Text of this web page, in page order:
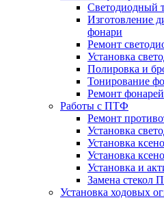
Светодиодный
Изготовление
фонари
Ремонт
Установка
Полировка и
Тонирование
Ремонт фонарей
Работы с ПТФ
Ремонт
Установка
Установка
Установка
Установка и
Замена стекол
Установка ходовых